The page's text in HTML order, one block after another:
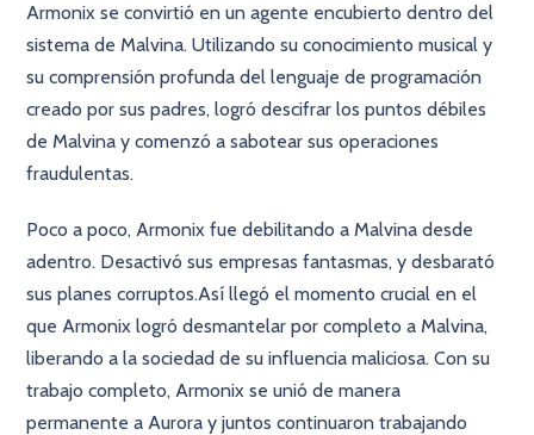
Armonix se convirtió en un agente encubierto dentro del
sistema de Malvina. Utilizando su conocimiento musical y
su comprensión profunda del lenguaje de programación
creado por sus padres, logró descifrar los puntos débiles
de Malvina y comenzó a sabotear sus operaciones
fraudulentas.
Poco a poco, Armonix fue debilitando a Malvina desde
adentro. Desactivó sus empresas fantasmas, y desbarató
sus planes corruptos.Así llegó el momento crucial en el
que Armonix logró desmantelar por completo a Malvina,
liberando a la sociedad de su influencia maliciosa. Con su
trabajo completo, Armonix se unió de manera
permanente a Aurora y juntos continuaron trabajando